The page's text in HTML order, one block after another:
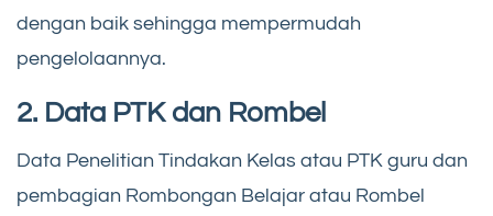
dengan baik sehingga mempermudah
pengelolaannya.
2. Data PTK dan Rombel
Data Penelitian Tindakan Kelas atau PTK guru dan
pembagian Rombongan Belajar atau Rombel